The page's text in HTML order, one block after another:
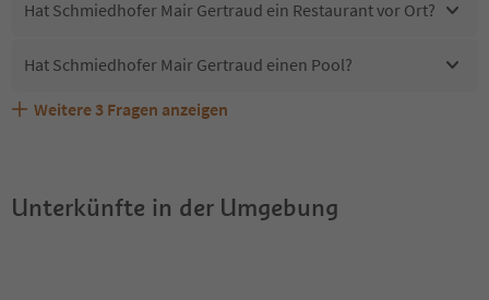
Hat Schmiedhofer Mair Gertraud ein Restaurant vor Ort?
Hat Schmiedhofer Mair Gertraud einen Pool?
Sind Haustiere in der Unterkunft Schmiedhofer Mair
Welche Services bietet Schmiedhofer Mair Gertraud?
Erhalten die Gäste von Schmiedhofer Mair Gertraud
Weitere 3 Fragen anzeigen
Unterkünfte in der Umgebung